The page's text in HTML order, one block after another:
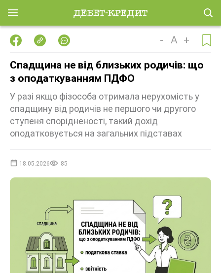
- A +
Cпадщина не від близьких родичів: що
з оподаткуванням ПДФО
У разі якщо фізособа отримала нерухомість у
спадщину від родичів не першого чи другого
ступеня спорідненості, такий дохід
оподатковується на загальних підставах
18.05.2026 85